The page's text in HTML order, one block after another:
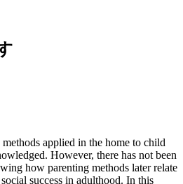
applied in the home to child
However, there has not been
how parenting methods later relate
success in adulthood. In this